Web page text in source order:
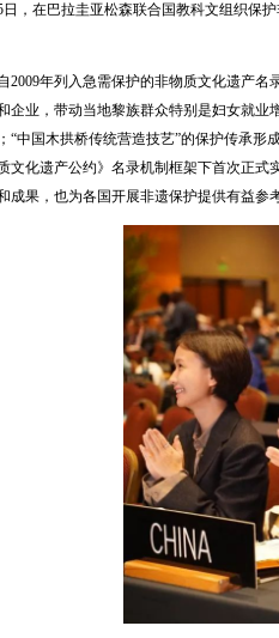
日，在巴拉圭亚松森联合国教科文组织保
2009年列入急需保护的非物质文化遗产
企业，带动当地黎族群众特别是妇女就业
“中国木拱桥传统营造技艺”的保护传承
文化遗产公约》名录机制框架下首次正式
成果，也为各国开展非遗保护提供有益参考